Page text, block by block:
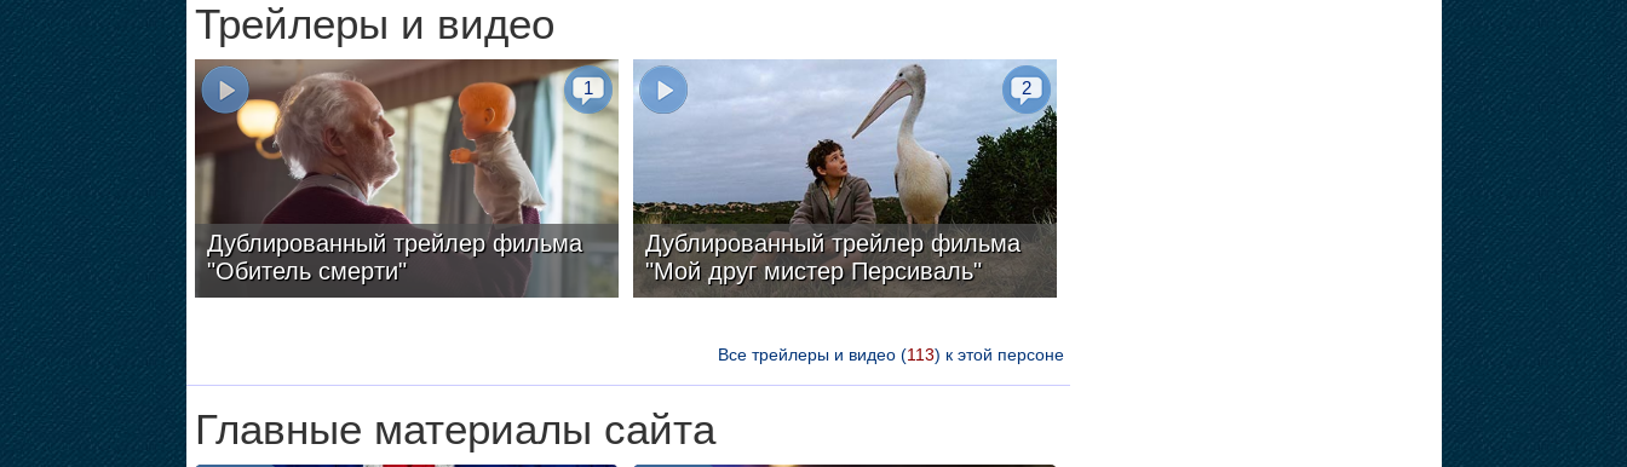
Трейлеры и видео
Дублированный трейлер фильма
"Обитель смерти"
1
Дублированный трейлер фильма
"Мой друг мистер Персиваль"
2
Все трейлеры и видео (113) к этой персоне
Главные материалы сайта